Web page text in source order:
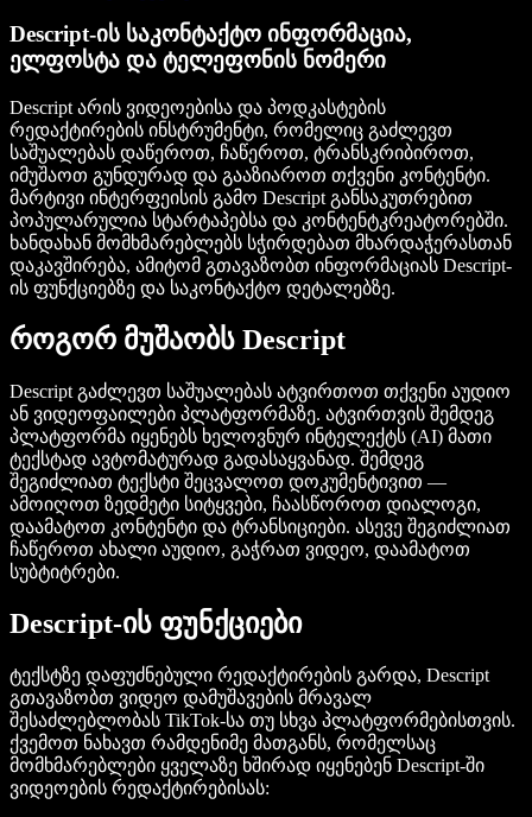
Descript-ის საკონტაქტო ინფორმაცია,
ელფოსტა და ტელეფონის ნომერი
Descript არის ვიდეოებისა და პოდკასტების
რედაქტირების ინსტრუმენტი, რომელიც გაძლევთ
საშუალებას დაწეროთ, ჩაწეროთ, ტრანსკრიბიროთ,
იმუშაოთ გუნდურად და გააზიაროთ თქვენი კონტენტი.
მარტივი ინტერფეისის გამო Descript განსაკუთრებით
პოპულარულია სტარტაპებსა და კონტენტკრეატორებში.
ხანდახან მომხმარებლებს სჭირდებათ მხარდაჭერასთან
დაკავშირება, ამიტომ გთავაზობთ ინფორმაციას Descript-
ის ფუნქციებზე და საკონტაქტო დეტალებზე.
როგორ მუშაობს Descript
Descript გაძლევთ საშუალებას ატვირთოთ თქვენი აუდიო
ან ვიდეოფაილები პლატფორმაზე. ატვირთვის შემდეგ
პლატფორმა იყენებს ხელოვნურ ინტელექტს (AI) მათი
ტექსტად ავტომატურად გადასაყვანად. შემდეგ
შეგიძლიათ ტექსტი შეცვალოთ დოკუმენტივით —
ამოიღოთ ზედმეტი სიტყვები, ჩაასწოროთ დიალოგი,
დაამატოთ კონტენტი და ტრანსიციები. ასევე შეგიძლიათ
ჩაწეროთ ახალი აუდიო, გაჭრათ ვიდეო, დაამატოთ
სუბტიტრები.
Descript-ის ფუნქციები
ტექსტზე დაფუძნებული რედაქტირების გარდა, Descript
გთავაზობთ ვიდეო დამუშავების მრავალ
შესაძლებლობას TikTok-სა თუ სხვა პლატფორმებისთვის.
ქვემოთ ნახავთ რამდენიმე მათგანს, რომელსაც
მომხმარებლები ყველაზე ხშირად იყენებენ Descript-ში
ვიდეოების რედაქტირებისას: